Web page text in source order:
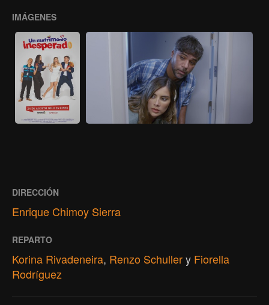
IMÁGENES
DIRECCIÓN
Enrique Chimoy Sierra
REPARTO
Korina Rivadeneira, Renzo Schullery Fiorella
Rodríguez